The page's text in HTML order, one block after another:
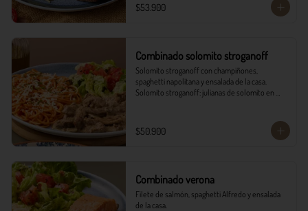
$53.900
Combinado solomito stroganoff
Solomito stroganoff con champiñones,
spaghetti napolitana y ensalada de la casa.
Solomito stroganoff: julianas de solomito en
$50.900
Combinado verona
Filete de salmón, spaghetti Alfredo y ensalada
de la casa.